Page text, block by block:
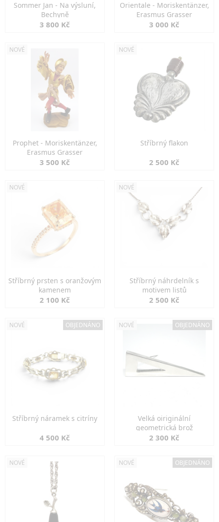
Sommer Jan - Na výsluní,
Bechyně
3 800 Kč
Orientale - Moriskentänzer,
Erasmus Grasser
3 000 Kč
NOVÉ
Prophet - Moriskentänzer,
Erasmus Grasser
3 500 Kč
NOVÉ
Stříbrný flakon
2 500 Kč
NOVÉ
Stříbrný prsten s oranžovým
kamenem
2 100 Kč
NOVÉ
Stříbrný náhrdelník s
motivem listů
2 500 Kč
NOVÉ OBJEDNÁNO
Stříbrný náramek s citríny
4 500 Kč
NOVÉ OBJEDNÁNO
Velká oiriginální
geometrická brož
2 300 Kč
NOVÉ NOVÉ OBJEDNÁNO